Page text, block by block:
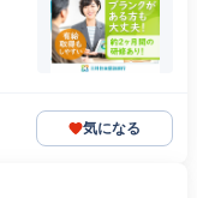
気になる